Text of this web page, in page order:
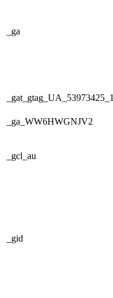
_ga
_gat_gtag_UA_53973425_1
_ga_WW6HWGNJV2
_gcl_au
_gid